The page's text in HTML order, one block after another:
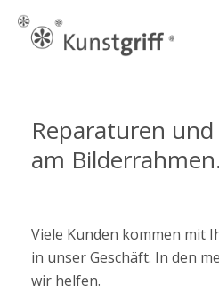
Reparaturen
am Bilderrahmen.
Viele Kunden kommen mit
in unser Geschäft. In den
wir helfen.